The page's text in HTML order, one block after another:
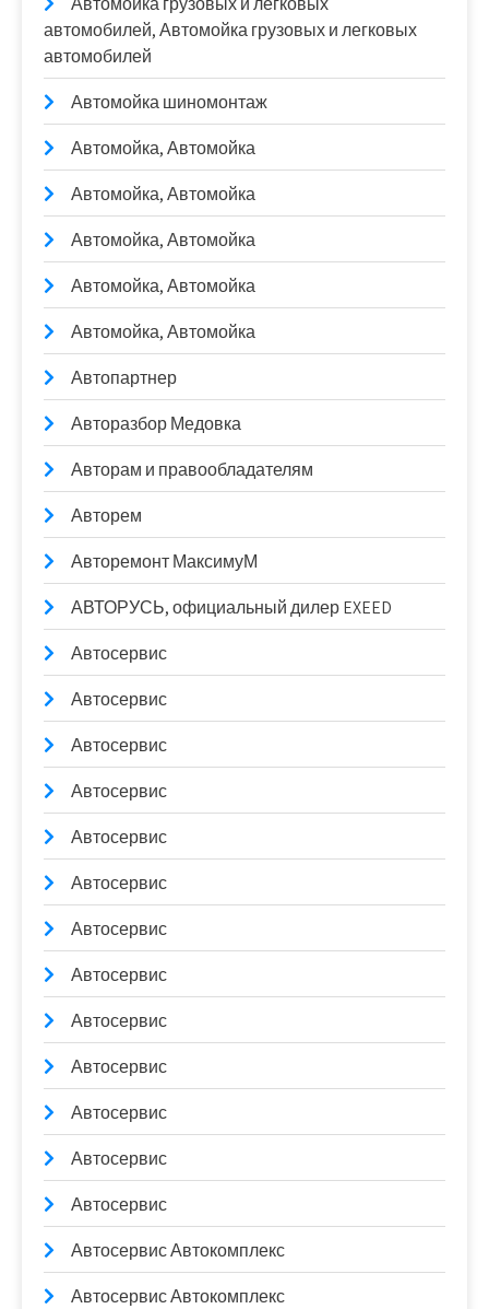
автомобилей, Автомойка грузовых и легковых
автомобилей
Автомойка шиномонтаж
Автомойка, Автомойка
Автомойка, Автомойка
Автомойка, Автомойка
Автомойка, Автомойка
Автомойка, Автомойка
Автопартнер
Авторазбор Медовка
Авторам и правообладателям
Авторем
Авторемонт МаксимуМ
АВТОРУСЬ, официальный дилер EXEED
Автосервис
Автосервис
Автосервис
Автосервис
Автосервис
Автосервис
Автосервис
Автосервис
Автосервис
Автосервис
Автосервис
Автосервис
Автосервис
Автосервис Автокомплекс
Автосервис Автокомплекс